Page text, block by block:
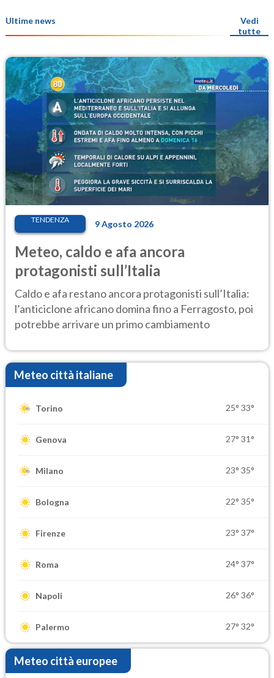
Ultime news
Vedi
tutte
TENDENZA 9 Agosto 2026
Meteo, caldo e afa ancora
protagonisti sull’Italia
Caldo e afa restano ancora protagonisti sull’Italia:
l’anticiclone africano domina fino a Ferragosto, poi
potrebbe arrivare un primo cambiamento
Meteo città italiane
Torino 25° 33°
Genova 27° 31°
Milano 23° 35°
Bologna 22° 35°
Firenze 23° 37°
Roma 24° 37°
Napoli 26° 36°
Palermo 27° 32°
Meteo città europee